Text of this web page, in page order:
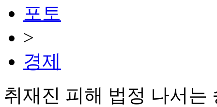
포토
>
경제
취재진 피해 법정 나서